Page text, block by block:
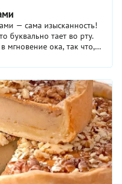
— сама изысканность!
буквально тает во рту.
мгновение ока, так что,